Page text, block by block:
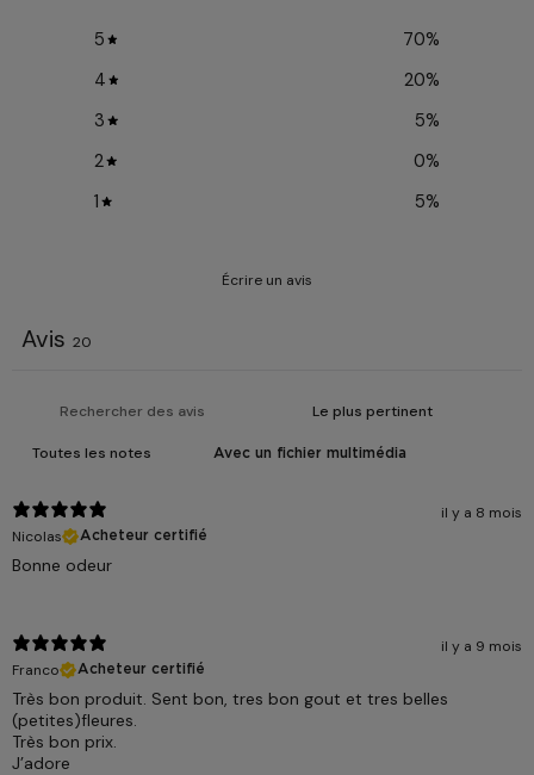
5 70%
4
20%
3
5%
2
0%
1
5%
Écrire un avis
Avis 20
Avec un fichier multimédia
il y a 8 mois
Nicolas
Acheteur certifié
Bonne odeur
il y a 9 mois
Franco
Acheteur certifié
Très bon produit. Sent bon, tres bon gout et tres belles
(petites)fleures.
Très bon prix.
J’adore